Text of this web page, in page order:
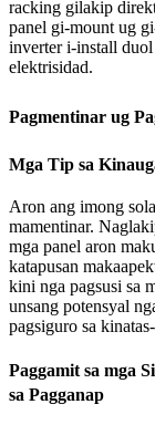
racking gilakip
panel gi-mount ug
inverter i-install duol
elektrisidad.
Pagmentinar ug
Mga Tip sa
Aron ang imong
mamentinar.
mga panel aron
katapusan
kini nga pagsusi sa
unsang potensyal
pagsiguro sa
Paggamit sa mga
sa Pagganap